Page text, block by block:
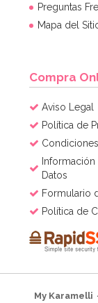
Preguntas
Mapa del
Compra
Aviso Legal
Política de
Datos
Formulario
Política de
My Karamelli